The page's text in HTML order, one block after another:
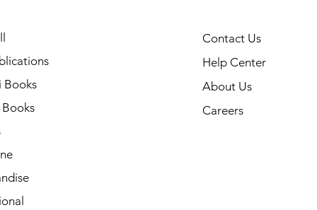
Books
Contact Us
Help Center
About Us
Careers